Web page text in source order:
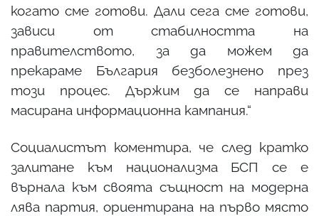
когато сме готови. Дали сега сме готови,
зависи от стабилността на
правителството, за да можем да
прекараме България безболезнено през
този процес. Държим да се направи
масирана информационна кампания.“
Социалистът коментира, че след кратко
залитане към национализма БСП се е
върнала към своята същност на модерна
лява партия, ориентирана на първо място